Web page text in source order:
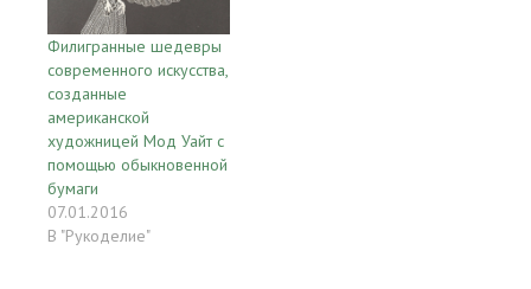
Филигранные шедевры
современного искусства,
созданные
американской
художницей Мод Уайт с
помощью обыкновенной
бумаги
07.01.2016
В "Рукоделие"